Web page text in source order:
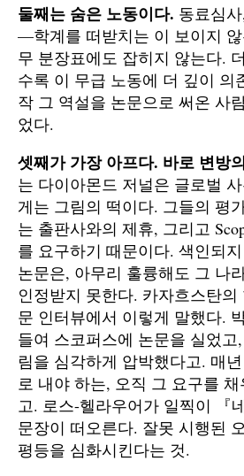
둘째는 숨은 노동이다. 동료심
—학계를 떠받치는 이 보이지
무 분장표에도 잡히지 않는다.
수록 이 무급 노동에 더 깊이 의
작 그 역설을 논문으로 써온 사
었다.
셋째가 가장 아프다. 바로 변방
는 다이아몬드 저널은 글로벌
게는 그림의 떡이다. 그들의 평
는 출판사와의 제휴, 그리고
를 요구하기 때문이다. 색인되
논문은, 아무리 훌륭해도 그 나
인정받지 못한다. 카자흐스탄
문 인터뷰에서 이렇게 말했다.
들여 스코퍼스에 논문을 실었
림을 심각하게 압박했다고. 매
로 내야 하는, 오직 그 요구를
고. 로스-헬라우어가 일찍이 『
문장이 떠오른다. 잘못 시행된
평등을 심화시킨다는 것.